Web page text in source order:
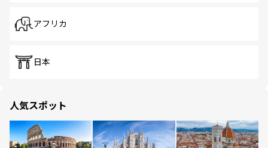
アフリカ
日本
人気スポット